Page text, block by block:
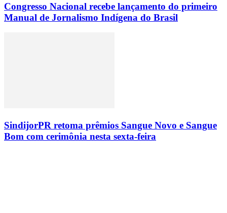
Congresso Nacional recebe lançamento do primeiro
Manual de Jornalismo Indígena do Brasil
SindijorPR retoma prêmios Sangue Novo e Sangue
Bom com cerimônia nesta sexta-feira